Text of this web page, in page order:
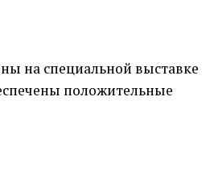
на специальной выставке
положительные